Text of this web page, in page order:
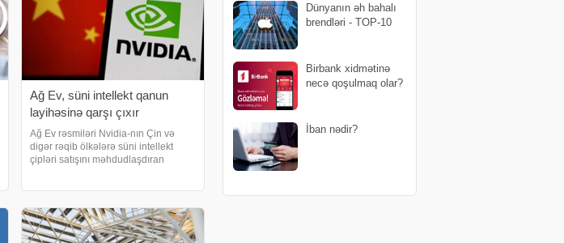
Ağ Ev, süni intellekt qanun
layihəsinə qarşı çıxır
Ağ Ev rəsmiləri Nvidia-nın Çin və
digər rəqib ölkələrə süni intellekt
çipləri satışını məhdudlaşdıran
çiplərini
Dünyanın əh bahalı
brendləri - TOP-10
Birbank xidmətinə
necə qoşulmaq olar?
İban nədir?